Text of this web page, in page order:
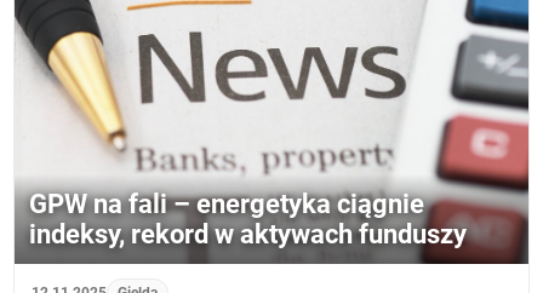
GPW na fali – energetyka ciągnie
indeksy, rekord w aktywach funduszy